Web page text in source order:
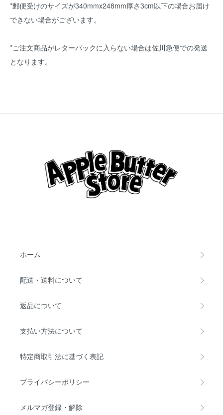
*郵便受けのサイズが340mmx248mm厚さ3cm以下の場合お届け
できない場合がございます。
*ご注文商品がレターパックに入らない場合は佐川急便での発送
となります。
ホーム
配送・送料について
返品について
支払い方法について
特定商取引法に基づく表記
プライバシーポリシー
メルマガ登録・解除